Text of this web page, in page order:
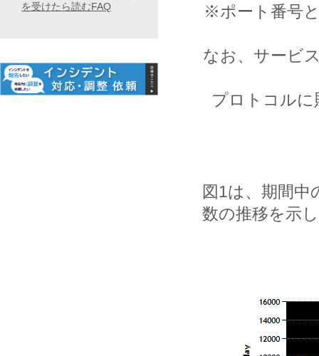
※ポート番号
なお、サービ
プロトコル
図1は、期間中
数の推移を示
を受けたら読むFAQ